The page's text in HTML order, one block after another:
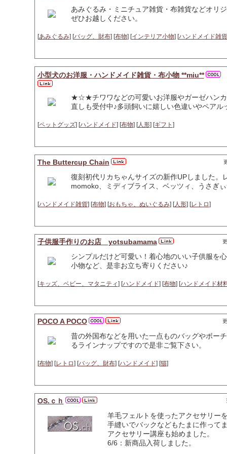
あみぐるみ・ミニチュア雑貨・布雑貨などオリ
ぜひお越しください。
[あみぐるみ] [バッグ、財布] [布物] [インテリア小物] [ハンドメイド雑貨
小型犬のお洋服・ハンドメイド雑貨・布小物 **miu**
★☆★チワワなどの可愛いお洋服やガーゼハンカ
直しも受付中♪多頭飼いに嬉しい色違いやペア
[ペットグッズ] [ハンドメイド] [布物] [人形] [ギフト ]
The Buttercup Chain
復刻初代リカちゃんサイズの新作UPしました
momoko、ミディブライス、ベッツィ、うさぎ
[ハンドメイド雑貨] [布物] [おもちゃ、ぬいぐるみ] [人形] [レトロ]
子供服手作りのお店 yotsubamama
シンプルだけど可愛い！着心地のいい子供服を
小物など、是非お立ち寄りください♪
[キッズ、ベビー、マタニティ] [ハンドメイド] [布物] [ハンドメイド材
POCO A POCO
昔の外国布などを用いた一点ものバッグやポー
るラインナップですので是非ご覧下さい。
[布物] [レトロ] [バッグ、財布] [ハンドメイド] [猫]
OS.ｃｈ
羊毛フェルトを使ったアクセサリー
手縫いでバックなどもたまに作って
アクセサリー講座も始めました。
6/6：新商品入荷しました。